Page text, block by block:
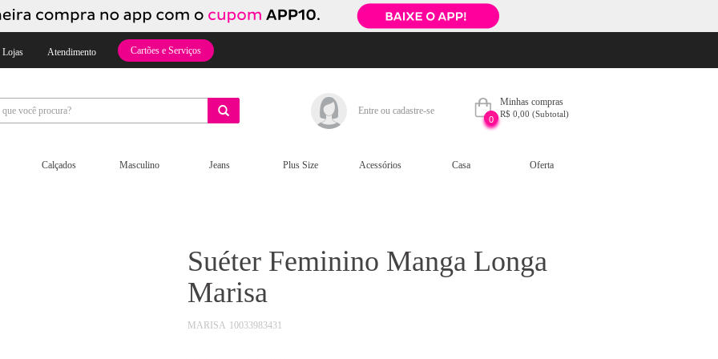
Lojas Atendimento Cartões e Serviços
Entre ou cadastre-se
0
Minhas compras
R$ 0,00 (Subtotal)
Calçados Masculino Jeans Plus Size Acessórios Casa Oferta
Suéter Feminino Manga Longa
Marisa
MARISA 10033983431